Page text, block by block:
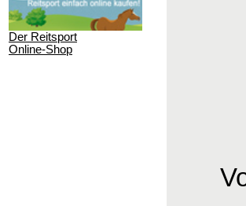
Der Reitsport
Online-Shop